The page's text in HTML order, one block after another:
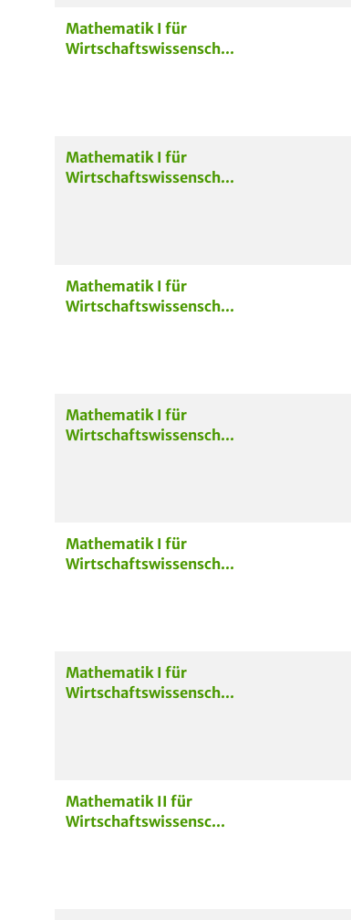
Mathematik I für
Wirtschaftswissensch...
Mathematik I für
Wirtschaftswissensch...
Mathematik I für
Wirtschaftswissensch...
Mathematik I für
Wirtschaftswissensch...
Mathematik I für
Wirtschaftswissensch...
Mathematik I für
Wirtschaftswissensch...
Mathematik II für
Wirtschaftswissensc...